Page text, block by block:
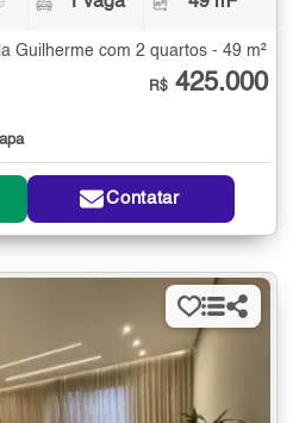
Guilherme com 2 quartos - 49 m²
R$ 425.000
Contatar